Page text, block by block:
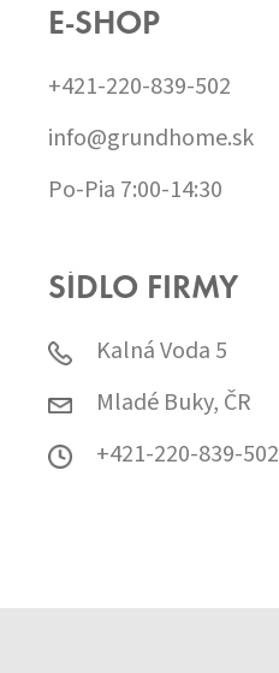
E-SHOP
+421-220-839-502
info@grundhome.sk
Po-Pia 7:00-14:30
SÍDLO FIRMY
Kalná Voda 5
Mladé Buky, ČR
+421-220-839-502